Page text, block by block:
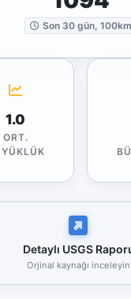
Son 30 gün, 100km
1.0
ORT.
Detaylı USGS
Orjinal kaynağı inceleyin